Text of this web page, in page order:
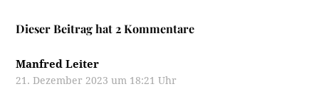
Dieser Beitrag hat 2 Kommentare
Manfred Leiter
21. Dezember 2023 um 18:21 Uhr